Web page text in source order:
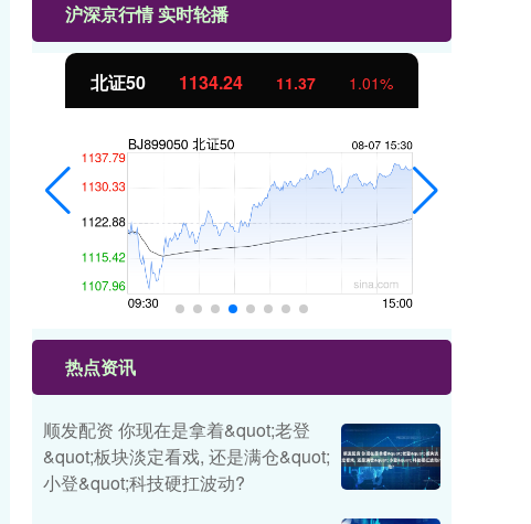
沪深京行情 实时轮播
北证50 1134.24 11.37 1.01%
热点资讯
顺发配资 你现在是拿着&quot;老登
&quot;板块淡定看戏, 还是满仓&quot;
小登&quot;科技硬扛波动?